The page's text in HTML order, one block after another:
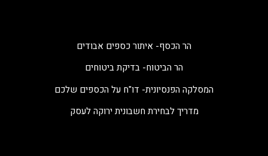
הר הכסף- איתור כספים אבודים
הר הביטוח- בדיקת ביטוחים
המסלקה הפנסיונית- דו"ח על הכספים שלכם
מדריך לבחירת חשבונית ירוקה לעסק